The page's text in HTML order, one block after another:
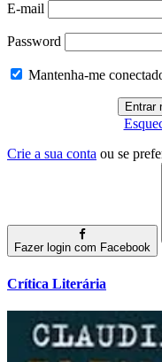
E-mail
Password
Mantenha-me
Crie a sua conta ou se
Fazer login com Facebook
Crítica Literária